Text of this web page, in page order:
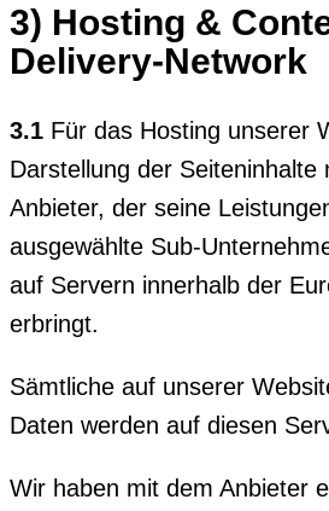
3) Hosting &
Delivery-Network
3.1 Für das Hosting unserer
Darstellung der Seiteninhalte
Anbieter, der seine
ausgewählte Sub-
auf Servern innerhalb der
erbringt.
Sämtliche auf unserer
Daten werden auf diesen
Wir haben mit dem Anbieter